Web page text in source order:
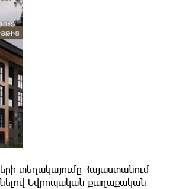
տեղակայումը Հայաստանում
Եվրոպական քաղաքական